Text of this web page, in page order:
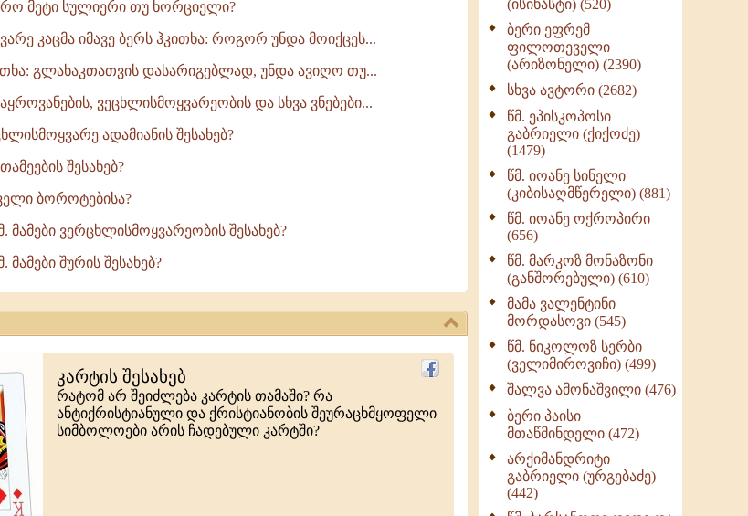
მეტი­ სულიერი თუ ხორციელი?
კაცმა იმავე ბერს ჰკითხა: როგორ უნდა მოიქცეს...
გლახაკთათვის დასარიგებლად, უნდა ავიღო თუ...
ვეცხლისმოყვარეობის და სხვა ვნებები...
ადამიანის შესახებ?
შესახებ?
ბოროტებისა?
მამები ვერცხლისმოყვარეობის შესახებ?
მამები შურის შესახებ?
კარტის შესახებ
რატომ არ შეიძლება კარტის თამაში? რა
ანტიქრისტიანული და ქრისტიანობის შეურაცხმყოფელი
სიმბოლოები არის ჩადებული კარტში?
ქადაგებანი გაბრიელ
ეპისკოპოსისა - II ტომი
(370)
სულიერი ცხოვრების
სახელმძღვანელო -
ნაწილი II (369)
ღმერთი და ადამიანები
(287)
ბერის დიადემა (278)
მონაზვნური
გამოცდილების
ოთხი ასეული თავი
სიყვარულის შესახებ
(259)
(ისიხასტი) (520)
ბერი ეფრემ
ფილოთეველი
(არიზონელი) (2390)
სხვა ავტორი (2682)
წმ. ეპისკოპოსი
გაბრიელი (ქიქოძე)
(1479)
წმ. იოანე სინელი
(კიბისაღმწერელი) (881)
წმ. იოანე ოქროპირი
(656)
წმ. მარკოზ მონაზონი
(განშორებული) (610)
მამა ვალენტინი
მორდასოვი (545)
წმ. ნიკოლოზ სერბი
(ველიმიროვიჩი) (499)
შალვა ამონაშვილი (476)
ბერი პაისი
მთაწმინდელი (472)
არქიმანდრიტი
გაბრიელი (ურგებაძე)
(442)